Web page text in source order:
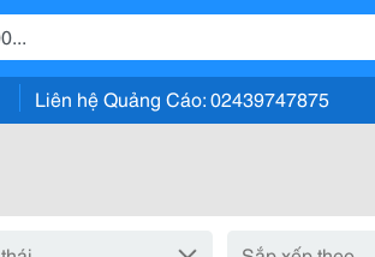
Liên hệ Quảng Cáo: 02439747875